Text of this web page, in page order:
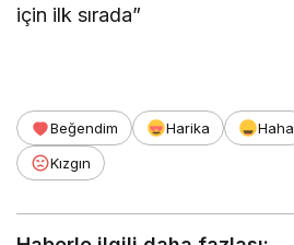
için ilk sırada”
Beğendim Harika Haha
Kızgın